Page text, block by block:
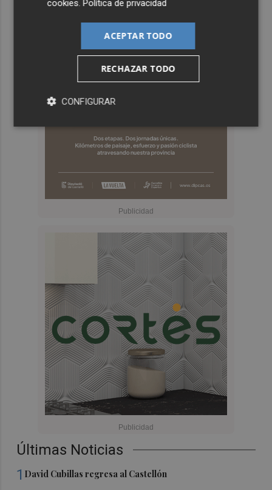
Últimas Noticias
1 David Cubillas regresa al Castellón
cookies Política de privacidad
ACEPTAR TODO
RECHAZAR TODO
CONFIGURAR